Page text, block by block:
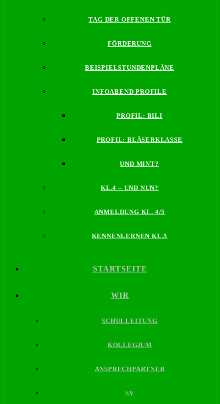
TAG DER OFFENEN TÜR
FÖRDERUNG
BEISPIELSTUNDENPLÄNE
INFOABEND PROFILE
PROFIL: BILI
PROFIL: BLÄSERKLASSE
UND MINT?
KL.4 – UND NUN?
ANMELDUNG KL. 4/5
KENNENLERNEN KL.5
STARTSEITE
WIR
SCHULLEITUNG
KOLLEGIUM
ANSPRECHPARTNER
SV